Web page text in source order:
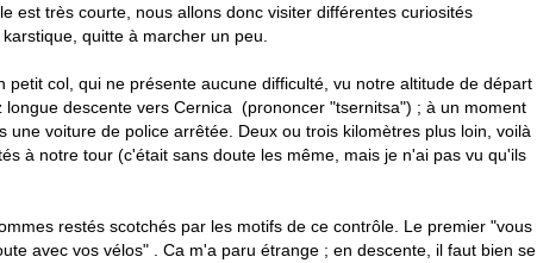
est très courte, nous allons donc visiter différentes curiosités
quitte à marcher un peu.
petit col, qui ne présente aucune difficulté, vu notre altitude de départ .
longue descente vers Cernica (prononcer "tsernitsa") ; à un moment
une voiture de police arrêtée. Deux ou trois kilomètres plus loin, voilà
à notre tour (c'était sans doute les même, mais je n'ai pas vu qu'ils
restés scotchés par les motifs de ce contrôle. Le premier "vous
avec vos vélos" . Ca m'a paru étrange ; en descente, il faut bien se